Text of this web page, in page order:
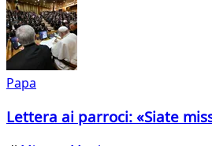
Papa
Lettera ai parroci: «Siate